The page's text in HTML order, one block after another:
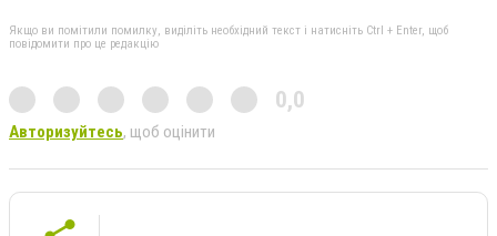
Якщо ви помітили помилку, виділіть необхідний текст і натисніть Ctrl + Enter, щоб
повідомити про це редакцію
0,0
Авторизуйтесь, щоб оцінити